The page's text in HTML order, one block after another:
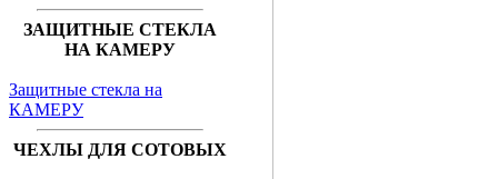
ЗАЩИТНЫЕ СТЕКЛА
НА КАМЕРУ
Защитные стекла на
КАМЕРУ
ЧЕХЛЫ ДЛЯ СОТОВЫХ